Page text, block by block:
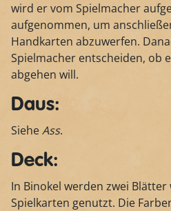
wird er vom Spielmacher
aufgenommen, um
Handkarten abzuwerfen.
Spielmacher entscheiden, ob
abgehen will.
Daus:
SieheAss.
Deck:
In Binokel werden zwei
Spielkarten genutzt. Die